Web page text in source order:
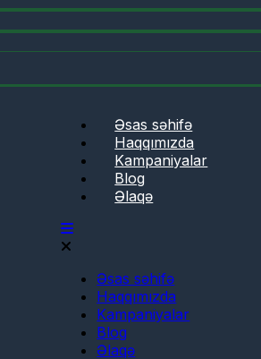
Əsas səhifə
Haqqımızda
Kampaniyalar
Blog
Əlaqə
Əsas səhifə
Haqqımızda
Kampaniyalar
Blog
Əlaqə